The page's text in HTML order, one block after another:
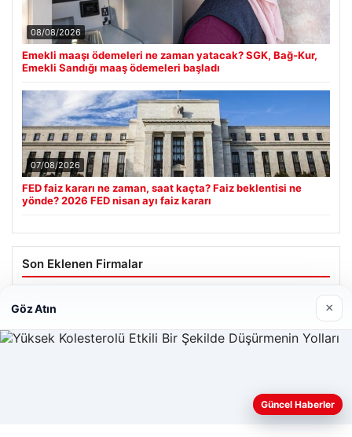
08/08/2026
Emekli maaşı ödemeleri ne zaman yatacak? SGK, Bağ-Kur,
Emekli Sandığı maaş ödemeleri başladı
07/08/2026
FED faiz kararı ne zaman, saat kaçta? Faiz beklentisi ne
yönde? 2026 FED nisan ayı faiz kararı
Son Eklenen Firmalar
Web sitemizi nasıl kullandığınızı daha iyi anlayabilmek,
Göz Atın ×
Güncel Haberler